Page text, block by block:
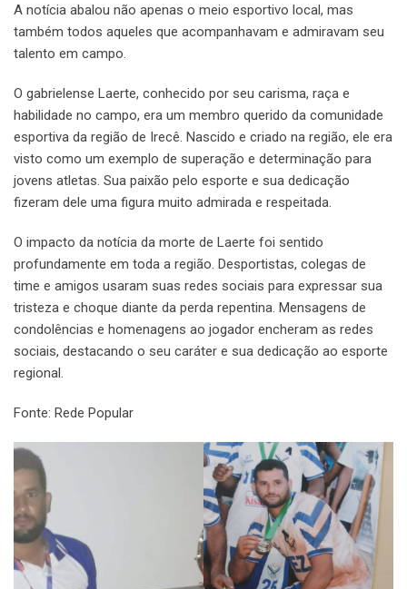
A notícia abalou não apenas o meio esportivo local, mas
também todos aqueles que acompanhavam e admiravam seu
talento em campo.
O gabrielense Laerte, conhecido por seu carisma, raça e
habilidade no campo, era um membro querido da comunidade
esportiva da região de Irecê. Nascido e criado na região, ele era
visto como um exemplo de superação e determinação para
jovens atletas. Sua paixão pelo esporte e sua dedicação
fizeram dele uma figura muito admirada e respeitada.
O impacto da notícia da morte de Laerte foi sentido
profundamente em toda a região. Desportistas, colegas de
time e amigos usaram suas redes sociais para expressar sua
tristeza e choque diante da perda repentina. Mensagens de
condolências e homenagens ao jogador encheram as redes
sociais, destacando o seu caráter e sua dedicação ao esporte
regional.
Fonte: Rede Popular